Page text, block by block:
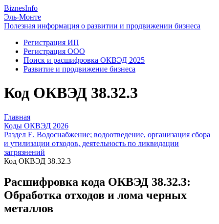
BiznesInfo
Эль-Монте
Полезная информация о развитии и продвижении бизнеса
Регистрация ИП
Регистрация ООО
Поиск и расшифровка ОКВЭД 2025
Развитие и продвижение бизнеса
Код ОКВЭД 38.32.3
Главная
Коды ОКВЭД 2026
Раздел E. Водоснабжение; водоотведение, организация сбора
и утилизации отходов, деятельность по ликвидации
загрязнений
Код ОКВЭД 38.32.3
Расшифровка кода ОКВЭД 38.32.3:
Обработка отходов и лома черных
металлов